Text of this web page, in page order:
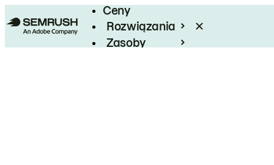
Ceny
Rozwiązania
Zasoby